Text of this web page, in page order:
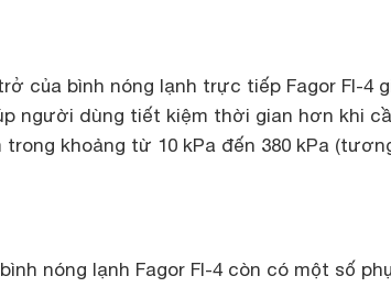
của bình nóng lạnh trực tiếp Fagor FI-4
người dùng tiết kiệm thời gian hơn khi
khoảng từ 10 kPa đến 380 kPa
nóng lạnh Fagor FI-4 còn có một số